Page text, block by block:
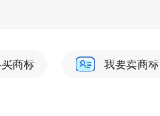
商标 我要卖商标